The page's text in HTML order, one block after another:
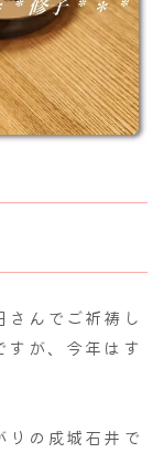
んでご祈祷し
すが、今年はす
りの成城石井で